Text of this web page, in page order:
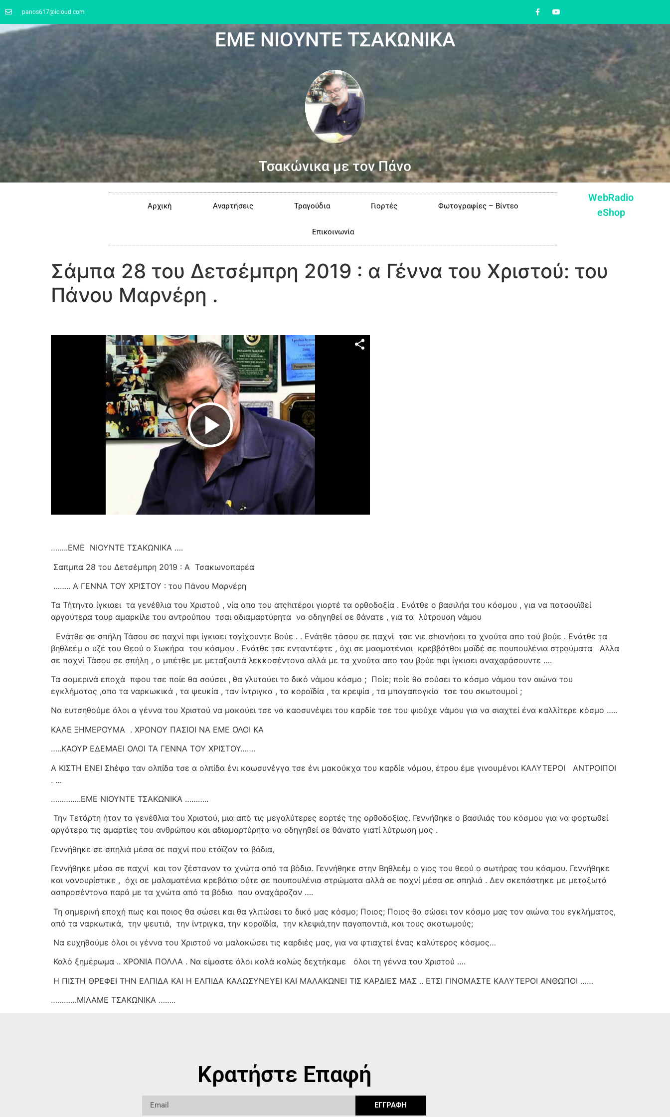
panos617@icloud.com
ΕΜΕ ΝΙΟΥΝΤΕ ΤΣΑΚΩΝΙΚΑ
Τσακώνικα με τον Πάνο
Αρχική Αναρτήσεις Τραγούδια Γιορτές Φωτογραφίες – Βίντεο
Επικοινωνία
WebRadio
eShop
Σάμπα 28 του Δετσέμπρη 2019 : α Γέννα του Χριστού: του
Πάνου Μαρνέρη .
Play Video
……..ΕΜΕ ΝΙΟΥΝΤΕ ΤΣΑΚΩΝΙΚΑ ….
Σαπμπα 28 του Δετσέμπρη 2019 : Α Τσακωνοπαρέα
…….. Α ΓΕΝΝΑ ΤΟΥ ΧΡΙΣΤΟΥ : του Πάνου Μαρνέρη
Τα Τήτηντα ίγκιαει τα γενέθλια του Χριστού , νία απο του ατςhιτέροι γιορτέ τα ορθοδοξία . Ενάτθε ο βασιλήα του κόσμου , για να ποτσουϊθεί
αργούτερα τουρ αμαρκίλε του αντρούπου τσαι αδιαμαρτύρητα να οδηγηθεί σε θάνατε , για τα λύτρουση νάμου
Ενάτθε σε σπήλη Τάσου σε παχνί πφι ίγκιαει ταγίχουντε Βούε . . Ενάτθε τάσου σε παχνί τσε νιε σhιονήαει τα χνούτα απο τού βούε . Ενάτθε τα
βηθλεέμ ο υζέ του Θεού ο Σωκήρα του κόσμου . Ενάτθε τσε ενταντέφτε , όχι σε μααματένιοι κρεββάτθοι μαϊδέ σε πουπουλένια στρούματα
Αλλα
σε παχνί Τάσου σε σπήλη , ο μπέτθε με μεταξουτά λεκκοσέντονα αλλά με τα χνούτα απο του βούε πφι ίγκιαει αναχαράσουντε ….
Τα σαμερινά εποχά πφου τσε ποίε θα σούσει , θα γλυτούει το δικό νάμου κόσμο ; Ποίε; ποίε θα σούσει το κόσμο νάμου τον αιώνα του
εγκλήματος ,απο τα ναρκωκικά , τα ψευκία , ταν ίντριγκα , τα κοροϊδία , τα κρεψία , τα μπαγαπογκία τσε του σκωτουμοί ;
Να ευτσηθούμε όλοι α γέννα του Χριστού να μακούει τσε να καοσυνέψει του καρδίε τσε του ψιούχε νάμου για να σιαχτεί ένα καλλίτερε κόσμο …..
ΚΑΛΕ ΞΗΜΕΡΟΥΜΑ . ΧΡΟΝΟΥ ΠΑΣΙΟΙ ΝΑ ΕΜΕ ΟΛΟΙ ΚΑ
…..ΚΑΟΥΡ ΕΔΕΜΑΕΙ ΟΛΟΙ ΤΑ ΓΕΝΝΑ ΤΟΥ ΧΡΙΣΤΟΥ…….
Α ΚΙΣΤΗ ΕΝΕΙ Σhέφα ταν ολπίδα τσε α ολπίδα ένι καωσυνέγγα τσε ένι μακούκχα του καρδίε νάμου, έτρου έμε γινουμένοι ΚΑΛΥΤΕΡΟΙ
ΑΝΤΡΟΙΠΟΙ
. …
…………..ΕΜΕ ΝΙΟΥΝΤΕ ΤΣΑΚΩΝΙΚΑ ………..
Την Τετάρτη ήταν τα γενέθλια του Χριστού, μια από τις μεγαλύτερες εορτές της ορθοδοξίας. Γεννήθηκε ο βασιλιάς του κόσμου για να φορτωθεί
αργότερα τις αμαρτίες του ανθρώπου και αδιαμαρτύρητα να οδηγηθεί σε θάνατο γιατί λύτρωση μας .
Γεννήθηκε σε σπηλιά μέσα σε παχνί που ετάϊζαν τα βόδια,
Γεννήθηκε μέσα σε παχνί και τον ζέσταναν τα χνώτα από τα βόδια. Γεννήθηκε στην Βηθλεέμ ο γιος του θεού ο σωτήρας του κόσμου. Γεννήθηκε
και νανουρίστικε , όχι σε μαλαματένια κρεβάτια ούτε σε πουπουλένια στρώματα αλλά σε παχνί μέσα σε σπηλιά . Δεν σκεπάστηκε με μεταξωτά
ασπροσέντονα παρά με τα χνώτα από τα βόδια που αναχάραζαν ….
Τη σημερινή εποχή πως και ποιος θα σώσει και θα γλιτώσει το δικό μας κόσμο; Ποιος; Ποιος θα σώσει τον κόσμο μας τον αιώνα του εγκλήματος,
από τα ναρκωτικά, την ψευτιά, την ίντριγκα, την κοροϊδία, την κλεψιά,την παγαποντιά, και τους σκοτωμούς;
Να ευχηθούμε όλοι οι γέννα του Χριστού να μαλακώσει τις καρδιές μας, για να φτιαχτεί ένας καλύτερος κόσμος…
Καλό ξημέρωμα .. ΧΡΟΝΙΑ ΠΟΛΛΑ . Να είμαστε όλοι καλά καλώς δεχτήκαμε
όλοι τη γέννα του Χριστού ….
Η ΠΙΣΤΗ ΘΡΕΦΕΙ ΤΗΝ ΕΛΠΙΔΑ ΚΑΙ Η ΕΛΠΙΔΑ ΚΑΛΩΣΥΝΕΥΕΙ ΚΑΙ ΜΑΛΑΚΩΝΕΙ ΤΙΣ ΚΑΡΔΙΕΣ ΜΑΣ .. ΕΤΣΙ ΓΙΝΟΜΑΣΤΕ ΚΑΛΥΤΕΡΟΙ ΑΝΘΩΠΟΙ ……
…………ΜΙΛΑΜΕ ΤΣΑΚΩΝΙΚΑ ……..
Κρατήστε Επαφή
ΕΓΓΡΑΦΗ